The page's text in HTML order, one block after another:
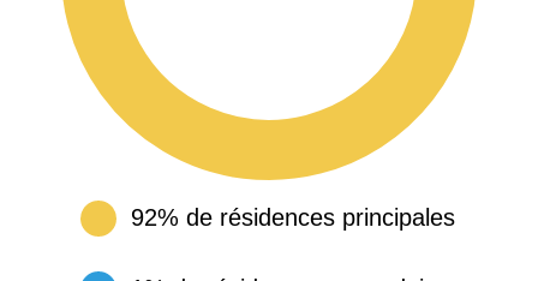
92% de résidences principales